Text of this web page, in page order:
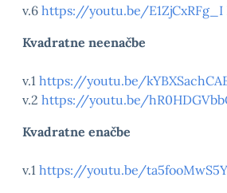
v.6 https://youtu.be/E1ZjCxRFg_I
Kvadratne neenačbe
v.1 https://youtu.be/
v.2 https://youtu.be/
Kvadratne enačbe
v.1 https://youtu.be/ta5fooMwS5Y